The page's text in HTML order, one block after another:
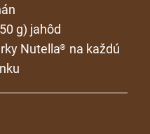
g) jahôd
Nutella® na každú